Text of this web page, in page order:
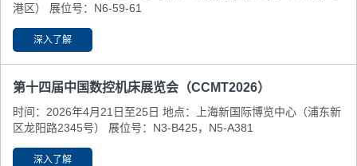
港区） 展位号：N6-59-61
深入了解
第十四届中国数控机床展览会（CCMT2026）
时间：2026年4月21日至25日 地点：上海新国际博览中心（浦东新
区龙阳路2345号） 展位号：N3-B425，N5-A381
深入了解